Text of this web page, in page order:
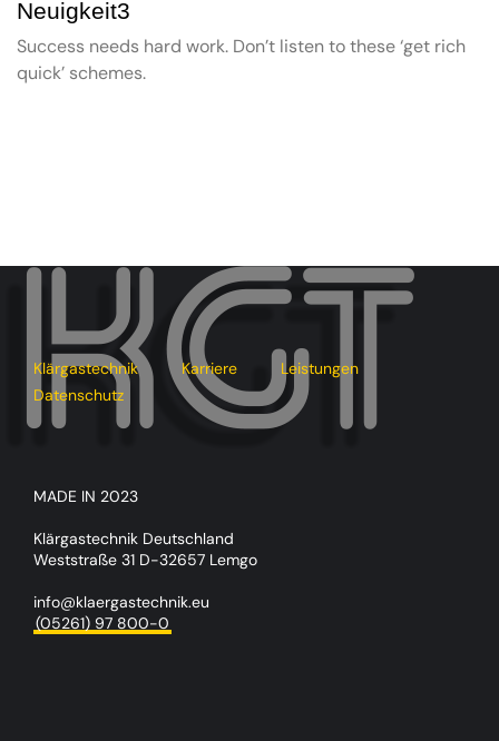
Neuigkeit3
Success needs hard work. Don’t listen to these ‘get rich
quick’ schemes.
Klärgastechnik Karriere
Leistungen
Datenschutz
MADE IN 2023
Klärgastechnik Deutschland
Weststraße 31 D-32657 Lemgo
info@klaergastechnik.eu
(05261) 97 800-0